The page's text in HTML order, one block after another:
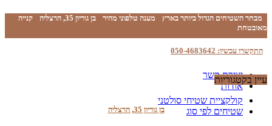
מבחר השטיחים הגדול ביותר בארץ מענה טלפוני מהיר בן גוריון 35, הרצליה
קנייה
מאובטחת
התקשרו עכשיו: 050-4683642
יצירת קשר
אודות
בן גוריון 35, הרצליה
עיין בקטגוריות
קולקציית שטיחי סולטני
שטיחים לפי סוג